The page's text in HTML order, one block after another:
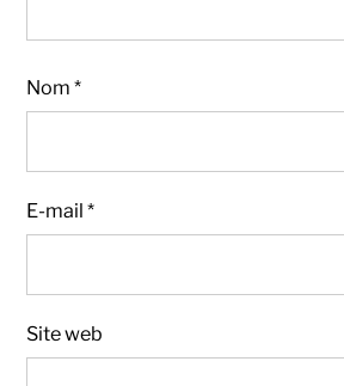
Nom*
E-mail*
Site web